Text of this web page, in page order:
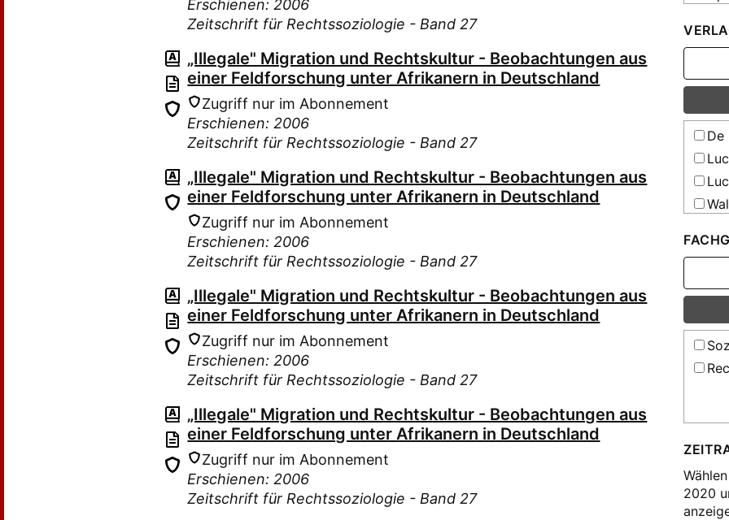
Erschienen: 2006
Zeitschrift für Rechtssoziologie - Band 27
„Illegale" Migration und Rechtskultur - Beobachtungen aus
einer Feldforschung unter Afrikanern in Deutschland
Zugriff nur im Abonnement
Erschienen: 2006
Zeitschrift für Rechtssoziologie - Band 27
„Illegale" Migration und Rechtskultur - Beobachtungen aus
einer Feldforschung unter Afrikanern in Deutschland
Zugriff nur im Abonnement
Erschienen: 2006
Zeitschrift für Rechtssoziologie - Band 27
„Illegale" Migration und Rechtskultur - Beobachtungen aus
einer Feldforschung unter Afrikanern in Deutschland
Zugriff nur im Abonnement
Erschienen: 2006
Zeitschrift für Rechtssoziologie - Band 27
„Illegale" Migration und Rechtskultur - Beobachtungen aus
einer Feldforschung unter Afrikanern in Deutschland
Zugriff nur im Abonnement
Erschienen: 2006
Zeitschrift für Rechtssoziologie - Band 27
De
2020